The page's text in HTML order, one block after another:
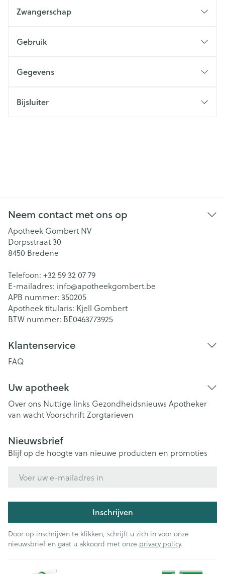
Zwangerschap
Gebruik
Gegevens
Bijsluiter
Neem contact met ons op
Apotheek Gombert NV
Dorpsstraat 30
8450 Bredene
Telefoon: +32 59 32 07 79
E-mailadres: info@apotheekgombert.be
APB nummer: 350205
Apotheek titularis: Kjell Gombert
BTW nummer: BE0463773925
Klantenservice
FAQ
Uw apotheek
Over ons Nuttige links Gezondheidsnieuws Apotheker
van wachtVoorschriftZorgtarieven
Nieuwsbrief
Blijf op de hoogte van nieuwe producten en promoties
Inschrijven
Door op inschrijven te klikken, schrijft u zich in voor onze
nieuwsbrief en gaat u akkoord met onze privacy policy.